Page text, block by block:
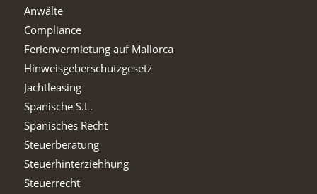
Anwälte
Compliance
Ferienvermietung auf Mallorca
Hinweisgeberschutzgesetz
Jachtleasing
Spanische S.L.
Spanisches Recht
Steuerberatung
Steuerhinterziehhung
Steuerrecht